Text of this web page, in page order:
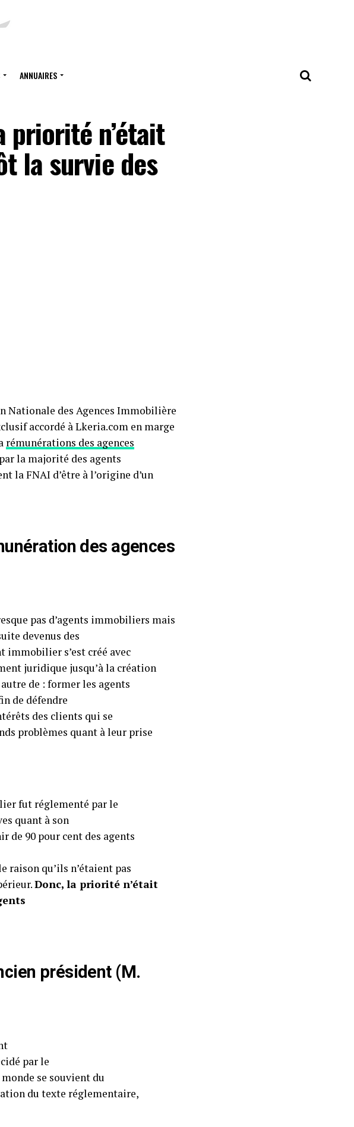
ANNUAIRES
priorité n’était
la survie des
Nationale des Agences Immobilière
accordé à Lkeria.com en marge
rémunérations des agences
la majorité des agents
la FNAI d’être à l’origine d’un
des agences
pas d’agents immobiliers mais
devenus des
immobilier s’est créé avec
juridique jusqu’à la création
de : former les agents
de défendre
des clients qui se
problèmes quant à leur prise
fut réglementé par le
quant à son
de 90 pour cent des agents
raison qu’ils n’étaient pas
Donc, la priorité n’était
président (M.
par le
se souvient du
du texte réglementaire,